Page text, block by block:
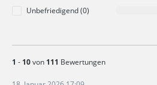
Unbefriedigend (0)
1 - 10von 111 Bewertungen